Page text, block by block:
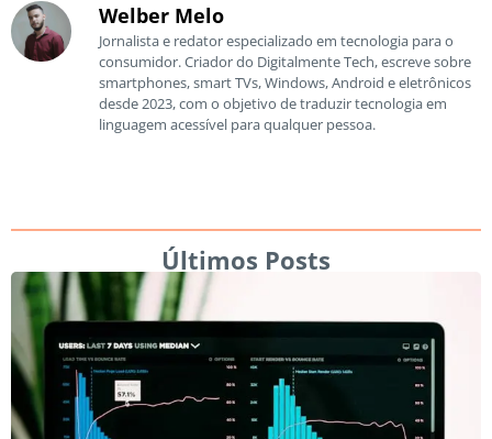
Welber Melo
Jornalista e redator especializado em tecnologia para o
consumidor. Criador do Digitalmente Tech, escreve sobre
smartphones, smart TVs, Windows, Android e eletrônicos
desde 2023, com o objetivo de traduzir tecnologia em
linguagem acessível para qualquer pessoa.
Últimos Posts